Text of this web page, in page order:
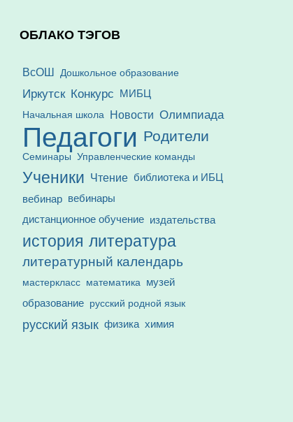
ОБЛАКО ТЭГОВ
ВсОШ Дошкольное образование
Иркутск Конкурс МИБЦ
Начальная школа Новости Олимпиада
Педагоги Родители
Семинары Управленческие команды
Ученики Чтение библиотека и ИБЦ
вебинар вебинары
дистанционное обучение издательства
история литература
литературный календарь
мастеркласс математика музей
образование русский родной язык
русский язык физика химия